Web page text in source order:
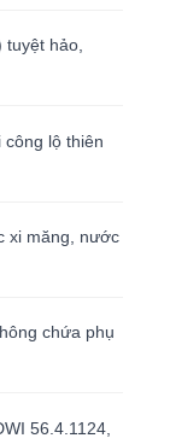
hảo,
lộ thiên
xi măng, nước
chứa phụ
56.4.1124,